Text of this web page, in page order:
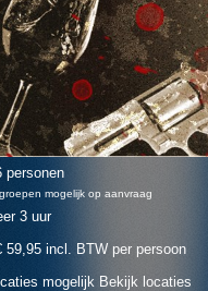
personen
mogelijk op aanvraag
3 uur
59,95 incl. BTW per persoon
mogelijk Bekijk locaties